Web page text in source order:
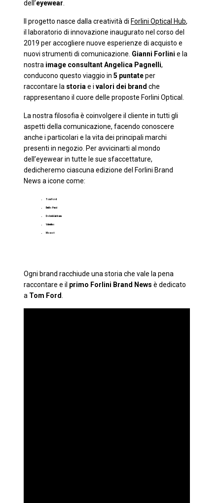
dell’eyewear
Il progetto nasce dalla creatività di Forlini Optical Hub,
il laboratorio di innovazione inaugurato nel corso del
2019 per accogliere nuove esperienze di acquisto e
nuovi strumenti di comunicazione. Gianni Forlini e la
nostra image consultantAngelica Pagnelli,
conducono questo viaggio in 5 puntateper
raccontare la storia e i valori dei brand che
rappresentano il cuore delle proposte Forlini Optical.
La nostra filosofia è coinvolgere il cliente in tutti gli
aspetti della comunicazione, facendo conoscere
anche i particolari e la vita dei principali marchi
presenti in negozio. Per avvicinarti al mondo
dell’eyewear in tutte le sue sfaccettature,
dedicheremo ciascuna edizione del Forlini Brand
News a icone come:
Tom Ford
Emilio Pucci
Dolce&Gabbana
Valentino
Moscot
Ogni brand racchiude una storia che vale la pena
raccontare e il primo Forlini Brand News è dedicato
a Tom Ford